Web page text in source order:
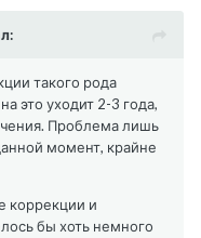
такого рода
это уходит 2-3 года,
Проблема лишь
момент, крайне
коррекции и
бы хоть немного